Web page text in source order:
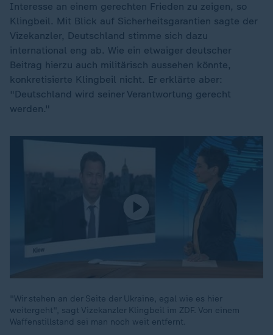
Interesse an einem gerechten Frieden zu zeigen, so
Klingbeil. Mit Blick auf Sicherheitsgarantien sagte der
Vizekanzler, Deutschland stimme sich dazu
international eng ab. Wie ein etwaiger deutscher
Beitrag hierzu auch militärisch aussehen könnte,
konkretisierte Klingbeil nicht. Er erklärte aber:
"Deutschland wird seiner Verantwortung gerecht
werden."
"Wir stehen an der Seite der Ukraine, egal wie es hier
weitergeht", sagt Vizekanzler Klingbeil im ZDF. Von einem
Waffenstillstand sei man noch weit entfernt.